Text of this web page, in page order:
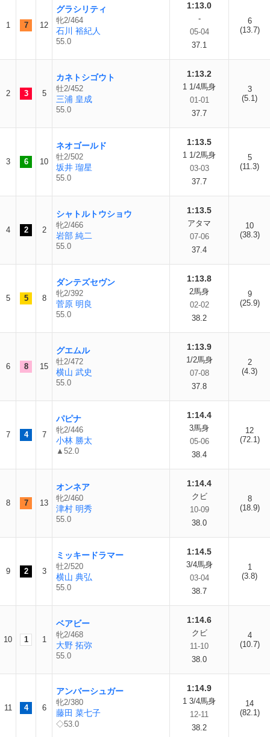
1 7 12
グラシリティ
牝2/464
石川 裕紀人
55.0
1:13.0
-
05-04
37.1
6
(13.7)
2 3 5
カネトシゴウト
牡2/452
三浦 皇成
55.0
1:13.2
1 1/4馬身
01-01
37.7
3
(5.1)
3 6 10
ネオゴールド
牡2/502
坂井 瑠星
55.0
1:13.5
1 1/2馬身
03-03
37.7
5
(11.3)
4 2 2
シャトルトウショウ
牝2/466
岩部 純二
55.0
1:13.5
アタマ
07-06
37.4
10
(38.3)
5 5 8
ダンテズセヴン
牝2/392
菅原 明良
55.0
1:13.8
2馬身
02-02
38.2
9
(25.9)
6 8 15
グエムル
牡2/472
横山 武史
55.0
1:13.9
1/2馬身
07-08
37.8
2
(4.3)
7 4 7
パピナ
牝2/446
小林 勝太
▲52.0
1:14.4
3馬身
05-06
38.4
12
(72.1)
8 7 13
オンネア
牝2/460
津村 明秀
55.0
1:14.4
クビ
10-09
38.0
8
(18.9)
9 2 3
ミッキードラマー
牡2/520
横山 典弘
55.0
1:14.5
3/4馬身
03-04
38.7
1
(3.8)
10 1 1
ベアビー
牝2/468
大野 拓弥
55.0
1:14.6
クビ
11-10
38.0
4
(10.7)
11 4 6
アンバーシュガー
牝2/380
藤田 菜七子
◇53.0
1:14.9
1 3/4馬身
12-11
38.2
14
(82.1)